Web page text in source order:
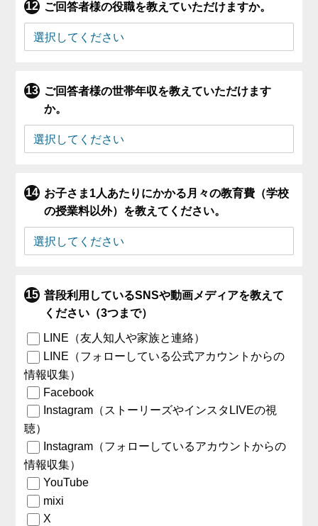
ご回答者様の役職を教えていただけますか。
ご回答者様の世帯年収を教えていただけます
か。
お子さま1人あたりにかかる月々の教育費（学校
の授業料以外）を教えてください。
普段利用しているSNSや動画メディアを教えて
ください（3つまで）
LINE（友人知人や家族と連絡）
LINE（フォローしている公式アカウントからの
情報収集）
Facebook
Instagram（ストーリーズやインスタLIVEの視
聴）
Instagram（フォローしているアカウントからの
情報収集）
YouTube
mixi
X